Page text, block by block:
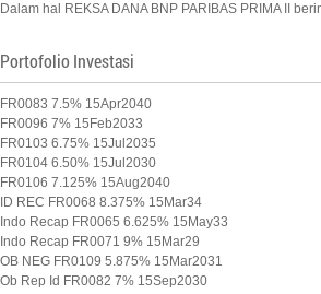
Dalam hal REKSA DANA BNP PARIBAS PRIMA II
Portofolio Investasi
FR0083 7.5% 15Apr2040
FR0096 7% 15Feb2033
FR0103 6.75% 15Jul2035
FR0104 6.50% 15Jul2030
FR0106 7.125% 15Aug2040
ID REC FR0068 8.375% 15Mar34
Indo Recap FR0065 6.625% 15May33
Indo Recap FR0071 9% 15Mar29
OB NEG FR0109 5.875% 15Mar2031
Ob Rep Id FR0082 7% 15Sep2030